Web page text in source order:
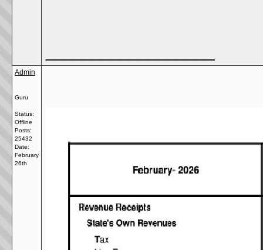
Admin
Guru
Status:
Offline
Posts:
25432
Date:
February
26th